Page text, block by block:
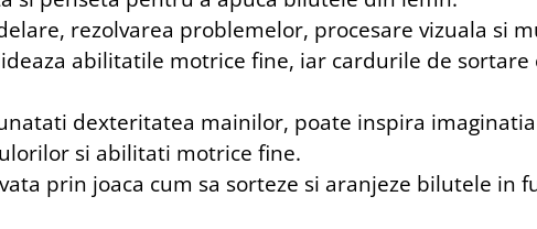
rezolvarea problemelor, procesare vizuala si
abilitatile motrice fine, iar cardurile de
dexteritatea mainilor, poate inspira
si abilitati motrice fine.
prin joaca cum sa sorteze si aranjeze bilutele in